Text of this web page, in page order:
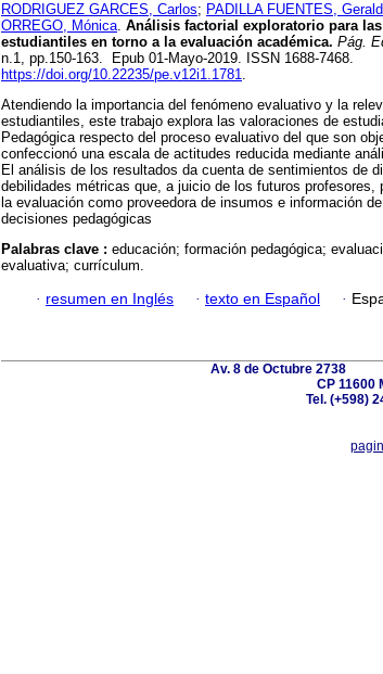
RODRIGUEZ GARCES, Carlos; PADILLA FUENTES,
ORREGO, Mónica. Análisis factorial exploratorio para
estudiantiles en torno a la evaluación académica. Pág.
n.1, pp.150-163. Epub 01-Mayo-2019. ISSN 1688-7468.
https://doi.org/10.22235/pe.v12i1.1781.
Atendiendo la importancia del fenómeno evaluativo y la
estudiantiles, este trabajo explora las valoraciones de
Pedagógica respecto del proceso evaluativo del que son
confeccionó una escala de actitudes reducida mediante
El análisis de los resultados da cuenta de sentimientos de
debilidades métricas que, a juicio de los futuros profesores,
la evaluación como proveedora de insumos e información
decisiones pedagógicas
Palabras clave : educación; formación pedagógica;
evaluativa; currículum.
· resumen en Inglés · texto en Español ·
Av. 8 de Octubre 2738
CP 11600
Tel. (+598)